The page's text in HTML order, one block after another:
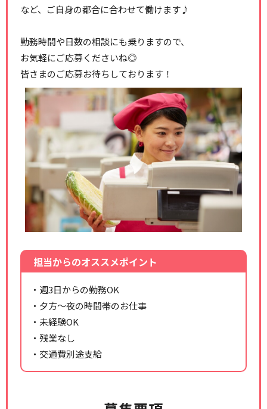
など、ご自身の都合に合わせて働けます♪
勤務時間や日数の相談にも乗りますので、
お気軽にご応募くださいね◎
皆さまのご応募お待ちしております！
担当からのオススメポイント
・週3日からの勤務OK
・夕方～夜の時間帯のお仕事
・未経験OK
・残業なし
・交通費別途支給